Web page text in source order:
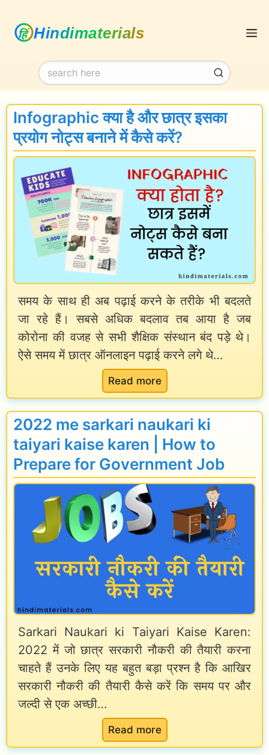
content
Infographic क्या है और छात्र इसका
प्रयोग नोट्स बनाने में कैसे करें?
समय के साथ ही अब पढ़ाई करने के तरीके भी बदलते
जा रहे हैं। सबसे अधिक बदलाव तब आया है जब
कोरोना की वजह से सभी शैक्षिक संस्थान बंद पड़े थे।
ऐसे समय में छात्र ऑनलाइन पढ़ाई करने लगे थे…
Read more:
I
n
f
g
c
क्या
है
औ
र
छा
इ
स
2022 me sarkari naukari ki
taiyari kaise karen | How to
Prepare for Government Job
Sarkari Naukari ki Taiyari Kaise Karen:
2022 में जो छात्र सरकारी नौकरी की तैयारी करना
चाहते हैं उनके लिए यह बहुत बड़ा प्रश्न है कि आखिर
सरकारी नौकरी की तैयारी कैसे करें कि समय पर और
जल्दी से एक अच्छी…
Read more:
2